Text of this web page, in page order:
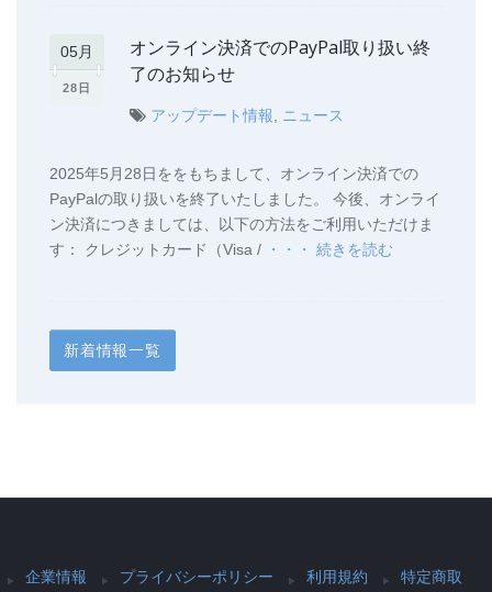
05月
28日
オンライン決済でのPayPal取り扱い終
了のお知らせ
アップデート情報 ニュース
2025年5月28日ををもちまして、オンライン決済での
PayPalの取り扱いを終了いたしました。 今後、オンライ
ン決済につきましては、以下の方法をご利用いただけま
す： クレジットカード（Visa /
・・・ 続きを読む
新着情報一覧
企業情報 プライバシーポリシー 利用規約 特定商取